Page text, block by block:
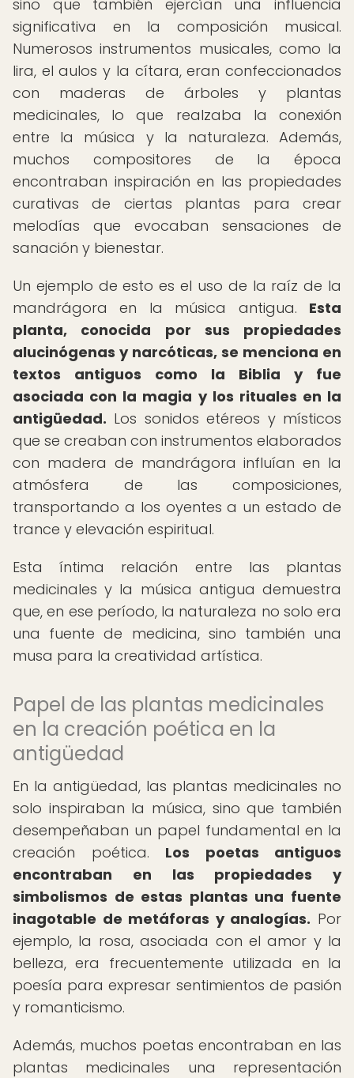
sino que también ejercían una influencia
significativa en la composición musical.
Numerosos instrumentos musicales, como la
lira, el aulos y la cítara, eran confeccionados
con maderas de árboles y plantas
medicinales, lo que realzaba la conexión
entre la música y la naturaleza. Además,
muchos compositores de la época
encontraban inspiración en las propiedades
curativas de ciertas plantas para crear
melodías que evocaban sensaciones de
sanación y bienestar.
Un ejemplo de esto es el uso de la raíz de la
mandrágora en la música antigua. Esta
planta, conocida por sus propiedades
alucinógenas y narcóticas, se menciona en
textos antiguos como la Biblia y fue
asociada con la magia y los rituales en la
antigüedad. Los sonidos etéreos y místicos
que se creaban con instrumentos elaborados
con madera de mandrágora influían en la
atmósfera de las composiciones,
transportando a los oyentes a un estado de
trance y elevación espiritual.
Esta íntima relación entre las plantas
medicinales y la música antigua demuestra
que, en ese período, la naturaleza no solo era
una fuente de medicina, sino también una
musa para la creatividad artística.
Papel de las plantas medicinales
en la creación poética en la
antigüedad
En la antigüedad, las plantas medicinales no
solo inspiraban la música, sino que también
desempeñaban un papel fundamental en la
creación poética. Los poetas antiguos
encontraban en las propiedades y
simbolismos de estas plantas una fuente
inagotable de metáforas y analogías. Por
ejemplo, la rosa, asociada con el amor y la
belleza, era frecuentemente utilizada en la
poesía para expresar sentimientos de pasión
y romanticismo.
Además, muchos poetas encontraban en las
plantas medicinales una representación